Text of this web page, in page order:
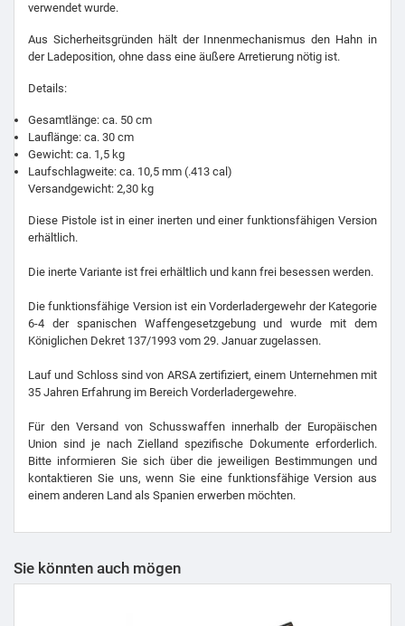
verwendet wurde.
Aus Sicherheitsgründen hält der Innenmechanismus den Hahn in
der Ladeposition, ohne dass eine äußere Arretierung nötig ist.
Details:
Gesamtlänge: ca. 50 cm
Lauflänge: ca. 30 cm
Gewicht: ca. 1,5 kg
Laufschlagweite: ca. 10,5 mm (.413 cal)
Versandgewicht: 2,30 kg
Diese Pistole ist in einer inerten und einer funktionsfähigen Version
erhältlich.
Die inerte Variante ist frei erhältlich und kann frei besessen werden.
Die funktionsfähige Version ist ein Vorderladergewehr der Kategorie
6-4 der spanischen Waffengesetzgebung und wurde mit dem
Königlichen Dekret 137/1993 vom 29. Januar zugelassen.
Lauf und Schloss sind von ARSA zertifiziert, einem Unternehmen mit
35 Jahren Erfahrung im Bereich Vorderladergewehre.
Für den Versand von Schusswaffen innerhalb der Europäischen
Union sind je nach Zielland spezifische Dokumente erforderlich.
Bitte informieren Sie sich über die jeweiligen Bestimmungen und
kontaktieren Sie uns, wenn Sie eine funktionsfähige Version aus
einem anderen Land als Spanien erwerben möchten.
Sie könnten auch mögen